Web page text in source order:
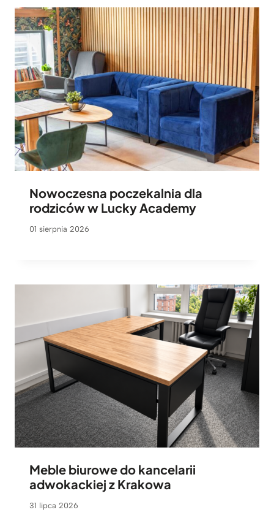
Nowoczesna poczekalnia dla
rodziców w Lucky Academy
01 sierpnia 2026
Meble biurowe do kancelarii
adwokackiej z Krakowa
31 lipca 2026